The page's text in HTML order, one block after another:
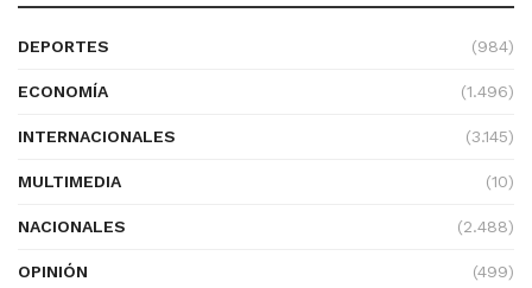
DEPORTES (984)
ECONOMÍA (1.496)
INTERNACIONALES (3.145)
MULTIMEDIA (10)
NACIONALES (2.488)
OPINIÓN (499)